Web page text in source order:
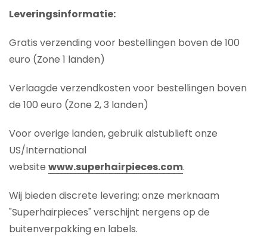
Leveringsinformatie:
Gratis verzending voor bestellingen boven de 100
euro (Zone 1 landen)
Verlaagde verzendkosten voor bestellingen boven
de 100 euro (Zone 2, 3 landen)
Voor overige landen, gebruik alstublieft onze
US/International
website www.superhairpieces.com.
Wij bieden discrete levering; onze merknaam
"Superhairpieces" verschijnt nergens op de
buitenverpakking en labels.